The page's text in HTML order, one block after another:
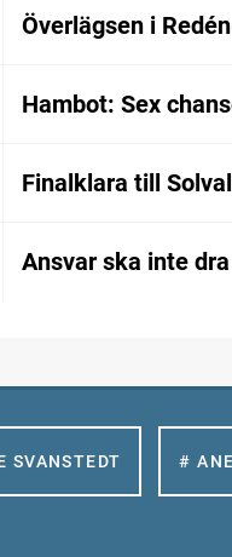
Överlägsen i
Hambot: Sex
Finalklara till
Ansvar ska inte
SVANSTEDT #